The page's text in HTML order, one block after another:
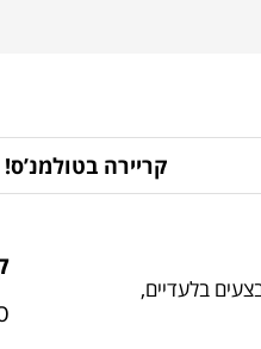
קריירה
בלעדיים,